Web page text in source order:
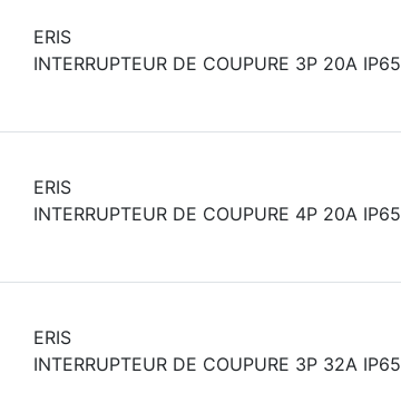
ERIS
INTERRUPTEUR DE COUPURE 3P 20A IP65
ERIS
INTERRUPTEUR DE COUPURE 4P 20A IP65
ERIS
INTERRUPTEUR DE COUPURE 3P 32A IP65